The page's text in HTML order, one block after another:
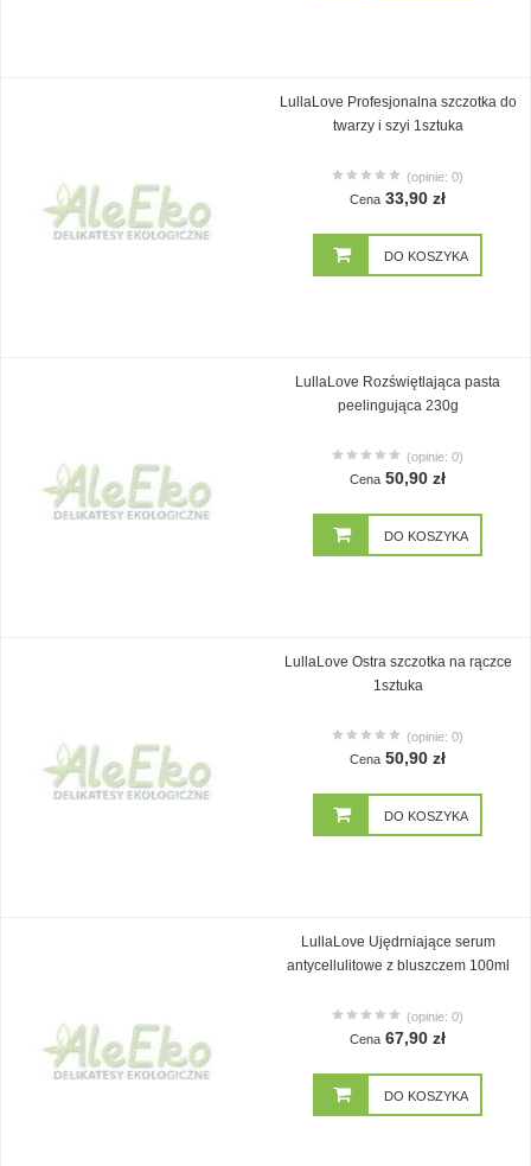
LullaLove Profesjonalna szczotka do
twarzy i szyi 1sztuka
(opinie: 0)
Cena 33,90 zł
DO KOSZYKA
LullaLove Rozświętlająca pasta
peelingująca 230g
(opinie: 0)
Cena 50,90 zł
DO KOSZYKA
LullaLove Ostra szczotka na rączce
1sztuka
(opinie: 0)
Cena 50,90 zł
DO KOSZYKA
LullaLove Ujędrniające serum
antycellulitowe z bluszczem 100ml
(opinie: 0)
Cena 67,90 zł
DO KOSZYKA